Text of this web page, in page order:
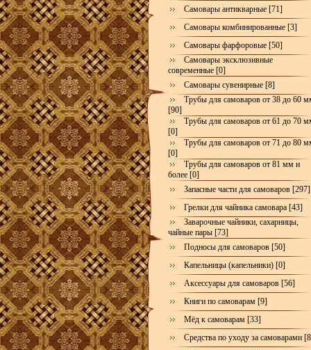
Самовары антикварные [71]
Самовары комбинированные [3]
Самовары фарфоровые [50]
Самовары эксклюзивные
современные [0]
Самовары сувенирные [8]
Трубы для самоваров от 38 до 60
[90]
Трубы для самоваров от 61 до 70
[0]
Трубы для самоваров от 71 до 80
[0]
Трубы для самоваров от 81 мм и
более [0]
Запасные части для самоваров [297]
Грелки для чайника самовара [43]
Заварочные чайники, сахарницы,
чайные пары [73]
Подносы для самоваров [50]
Капельницы (капельники) [0]
Аксессуары для самоваров [56]
Книги по самоварам [9]
Мёд к самоварам [33]
Средства по уходу за самоварами